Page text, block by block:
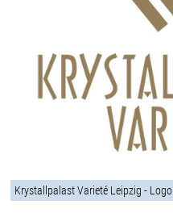
Krystallpalast Varieté Leipzig - Logo